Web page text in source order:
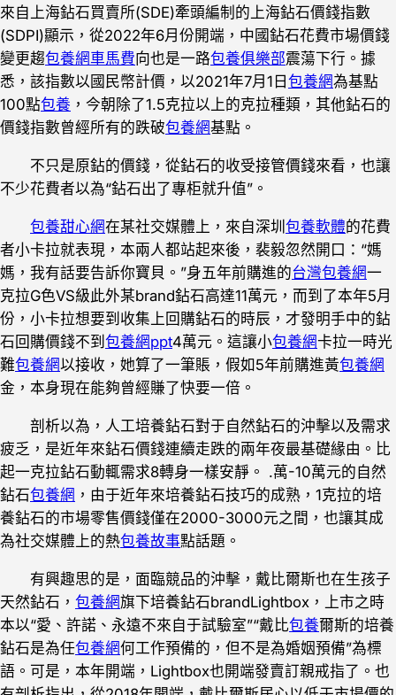
來自上海鉆石買賣所(SDE)牽頭編制的上海鉆石價錢指數
(SDPI)顯示，從2022年6月份開端，中國鉆石花費市場價錢
變更趨包養網車馬費向也是一路包養俱樂部震蕩下行。據
悉，該指數以國民幣計價，以2021年7月1日 包養網為基點
100點包養 ，今朝除了1.5克拉以上的克拉種類，其他鉆石的
價錢指數曾經所有的跌破包養網基點。
不只是原鉆的價錢，從鉆石的收受接管價錢來看，也讓
不少花費者以為“鉆石出了專柜就升值”。
包養甜心網在某社交媒體上，來自深圳 包養軟體的花費
者小卡拉就表現，本兩人都站起來後，裴毅忽然開口：“媽
媽，我有話要告訴你寶貝。”身五年前購進的台灣包養網一
克拉G色VS級此外某brand鉆石高達11萬元，而到了本年5月
份，小卡拉想要到收集上回購鉆石的時辰，才發明手中的鉆
石回購價錢不到 包養網ppt4萬元。這讓小包養網卡拉一時光
難包養網以接收，她算了一筆賬，假如5年前購進黃包養網
金，本身現在能夠曾經賺了快要一倍。
剖析以為，人工培養鉆石對于自然鉆石的沖擊以及需求
疲乏，是近年來鉆石價錢連續走跌的兩年夜最基礎緣由。比
起一克拉鉆石動輒需求8轉身一樣安靜。 .萬-10萬元的自然
鉆石包養網 ，由于近年來培養鉆石技巧的成熟，1克拉的培
養鉆石的市場零售價錢僅在2000-3000元之間，也讓其成
為社交媒體上的熱包養故事點話題。
有興趣思的是，面臨競品的沖擊，戴比爾斯也在生孩子
天然鉆石， 包養網旗下培養鉆石brandLightbox，上市之時
本以“愛、許諾、永遠不來自于試驗室”“戴比包養爾斯的培養
鉆石是為任包養網何工作預備的，但不是為婚姻預備”為標
語。可是，本年開端，Lightbox也開端發賣訂親戒指了。也